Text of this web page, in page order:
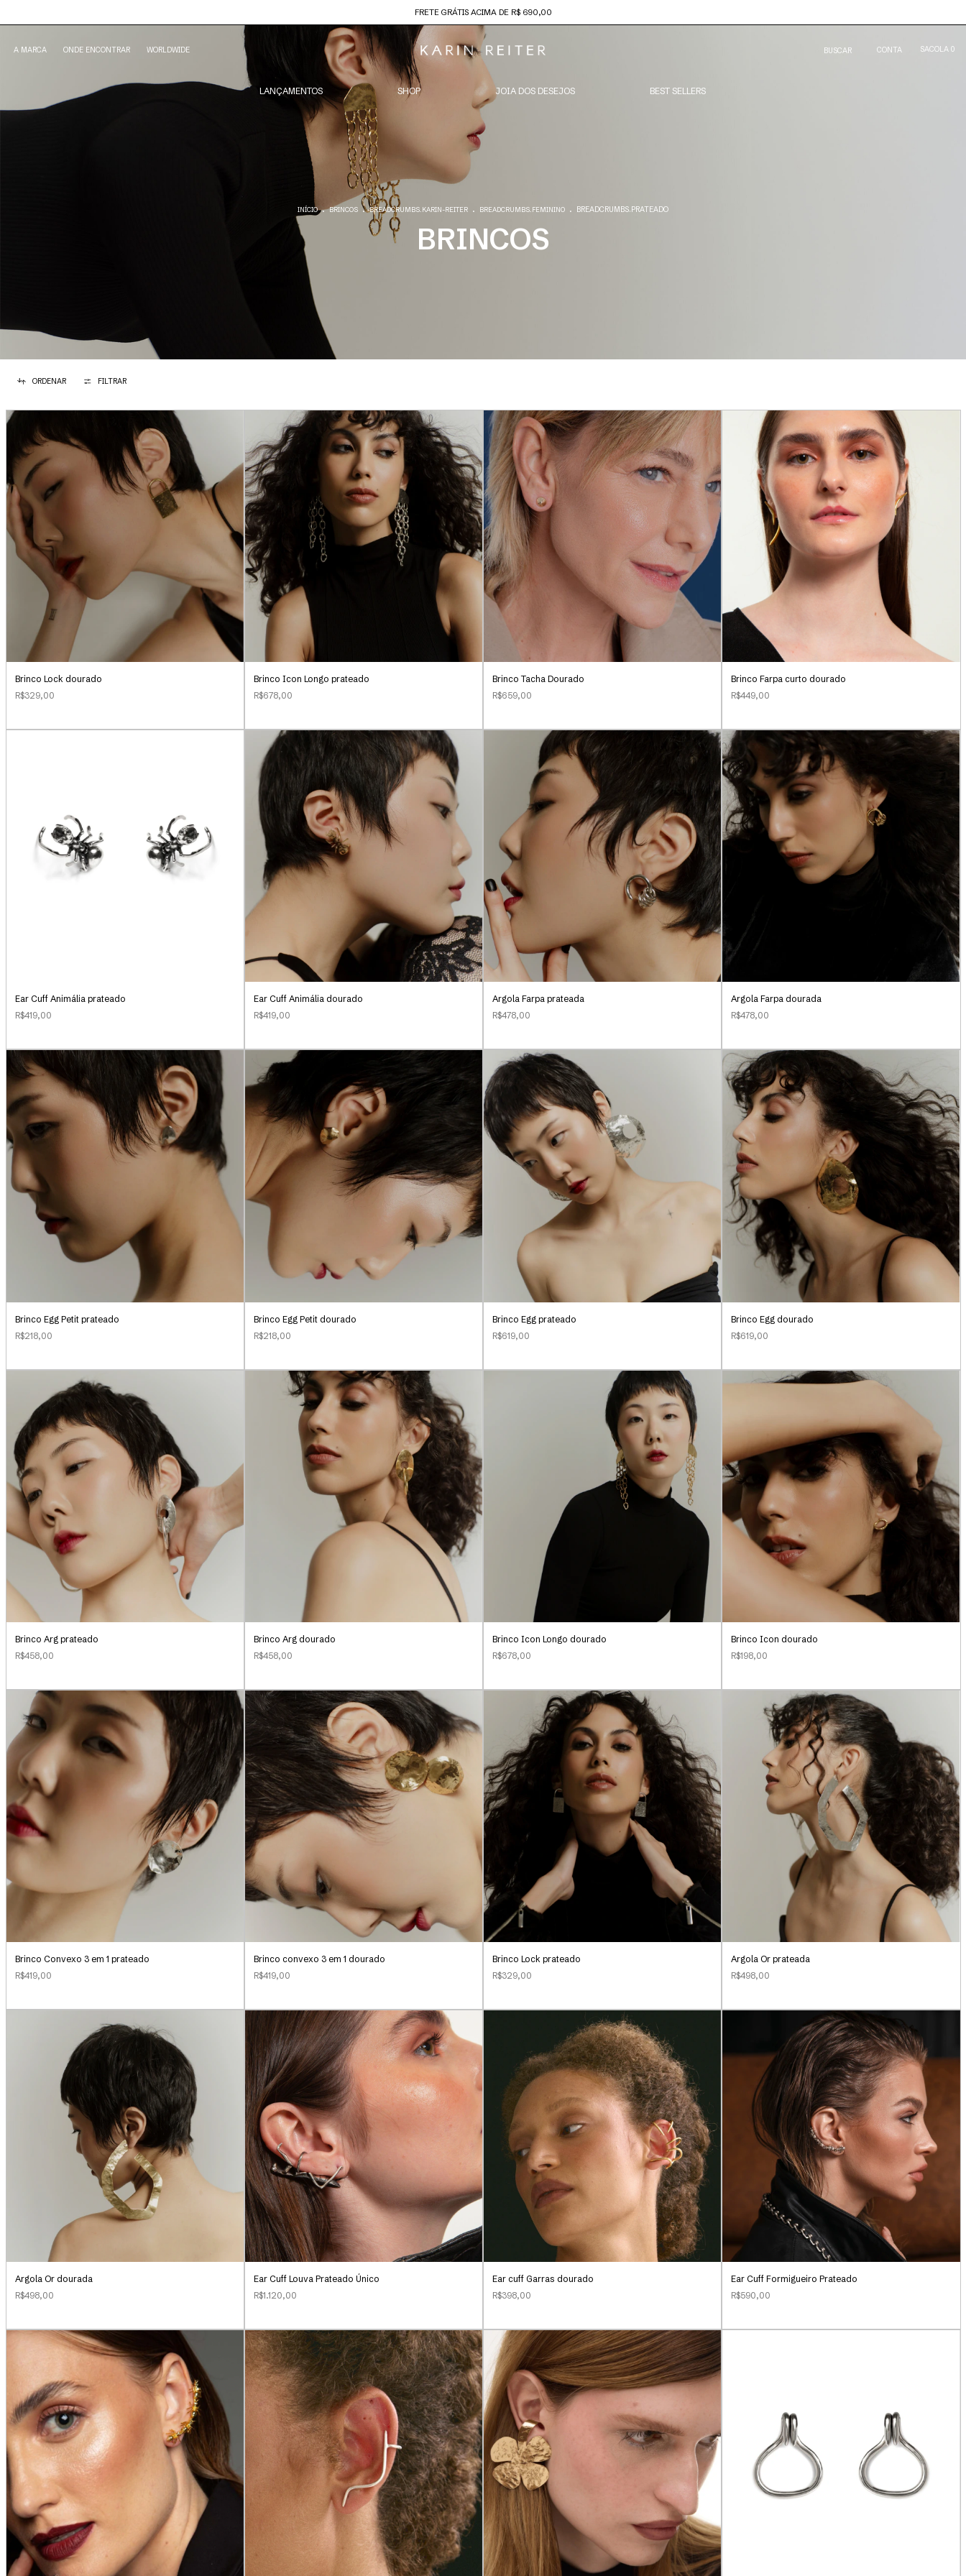
FRETE GRÁTIS ACIMA DE R$ 690,00
A MARCA ONDE ENCONTRAR WORLDWIDE BUSCAR CONTA SACOLA 0
LANÇAMENTOS SHOP JOIA DOS DESEJOS BEST SELLERS
INÍCIO . BRINCOS . BREADCRUMBS.KARIN-REITER . BREADCRUMBS.FEMININO . BREADCRUMBS.PRATEADO
BRINCOS
ORDENAR FILTRAR
Brinco Lock dourado
R$329,00
Brinco Icon Longo prateado
R$678,00
Brinco Tacha Dourado
R$659,00
Brinco Farpa curto dourado
R$449,00
Ear Cuff Animália prateado
R$419,00
Ear Cuff Animália dourado
R$419,00
Argola Farpa prateada
R$478,00
Argola Farpa dourada
R$478,00
Brinco Egg Petit prateado
R$218,00
Brinco Egg Petit dourado
R$218,00
Brinco Egg prateado
R$619,00
Brinco Egg dourado
R$619,00
Brinco Arg prateado
R$458,00
Brinco Arg dourado
R$458,00
Brinco Icon Longo dourado
R$678,00
Brinco Icon dourado
R$198,00
Brinco Convexo 3 em 1 prateado
R$419,00
Brinco convexo 3 em 1 dourado
R$419,00
Brinco Lock prateado
R$329,00
Argola Or prateada
R$498,00
Argola Or dourada
R$498,00
Ear Cuff Louva Prateado Único
R$1.120,00
Ear cuff Garras dourado
R$398,00
Ear Cuff Formigueiro Prateado
R$590,00